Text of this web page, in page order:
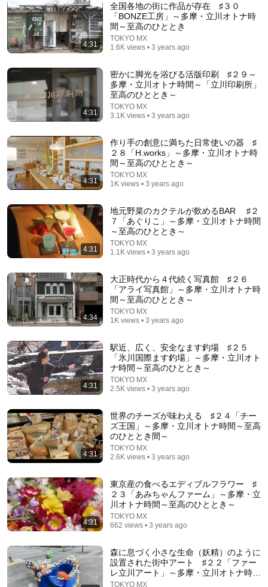
A Chef's Perspective: Passion for Cooking and the
Allure of Kanazawa
金沢市公式YouTubeチャンネルCityofKanazawa
New 242 views
【美輪明宏】部屋の乱れは脳のSOS。毎日5分の習慣
で「負のカルマ」を断ち切り、運命を好転させる5つ
の法則｜偉人｜名言｜言葉の力｜人生哲学｜
心を射る名言 • 175K views
Aden Films • 8M views
4:31
全国各地の街に作品が存在 ♯３０
「BONZE工房」～多摩・立川オトナ時
間～至高のひととき
TOKYO MX
1.6K views • 3 years ago
4:31
密かに脚光を浴びる活版印刷 ♯２９～
多摩・立川オトナ時間～「立川印刷所」
至高のひととき～
TOKYO MX
3.1K views • 3 years ago
4:31
作り手の創意に満ちた日常使いの器 ♯
２８「H.works」～多摩・立川オトナ時
間～至高のひととき～
TOKYO MX
1K views • 3 years ago
4:31
地元野菜のカクテルが飲めるBAR ♯２
７「あぐりこ」～多摩・立川オトナ時間
～至高のひととき～
TOKYO MX
1.1K views • 3 years ago
4:34
大正時代から４代続く写真館 ♯２６
「アライ写真館」～多摩・立川オトナ時
間～至高のひととき～
TOKYO MX
1K views • 3 years ago
4:31
駅近、広く、安全なます釣場 ♯２５
「氷川国際ます釣場」～多摩・立川オト
ナ時間～至高のひととき～
TOKYO MX
2.5K views • 3 years ago
4:31
世界のチーズが味わえる ♯２４「チー
ズ王国」～多摩・立川オトナ時間～至高
のひととき間～
TOKYO MX
2.6K views • 3 years ago
4:31
東京産の食べるエディブルフラワー ♯
２３「あみちゃんファーム」～多摩・立
川オトナ時間～至高のひととき～
TOKYO MX
662 views • 3 years ago
森に息づく小さな生命（妖精）のように
設置された街中アート ♯２２「ファー
レ立川アート」～多摩・立川オトナ時間
～至高のひととき～
TOKYO MX